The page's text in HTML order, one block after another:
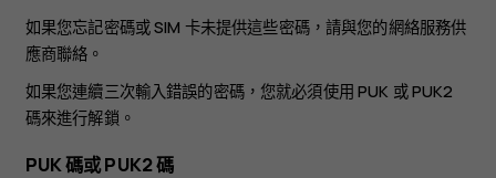
如果您忘記密碼或 SIM 卡未提供這些密碼，請與您的網絡服務供
應商聯絡。
如果您連續三次輸入錯誤的密碼，您就必須使用 PUK 或 PUK2
碼來進行解鎖。
PUK 碼或 PUK2 碼